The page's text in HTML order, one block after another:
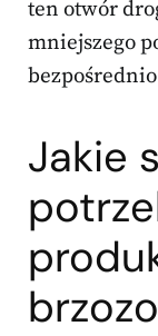
ten otwór
mniejszego
Jakie